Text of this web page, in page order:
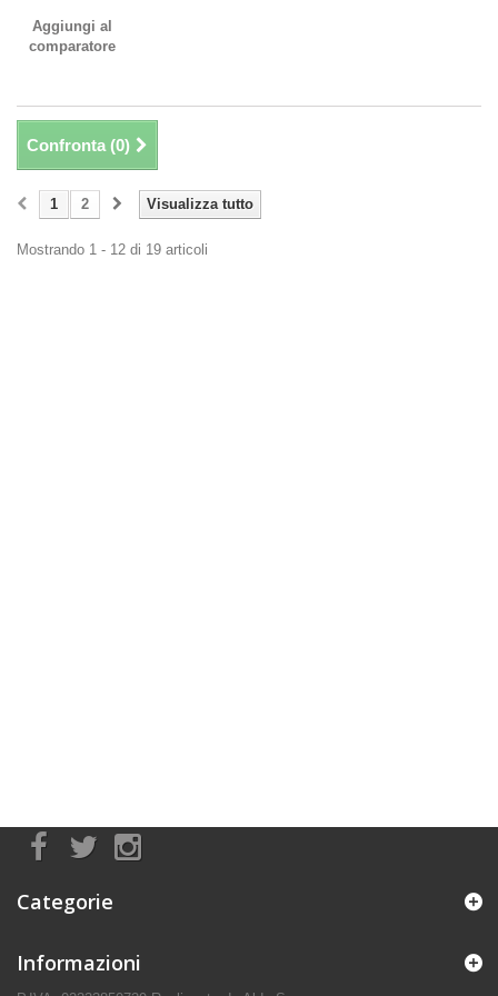
Aggiungi al
comparatore
Confronta (0)
Visualizza tutto
1 2
Mostrando 1 - 12 di 19 articoli
Categorie
Informazioni